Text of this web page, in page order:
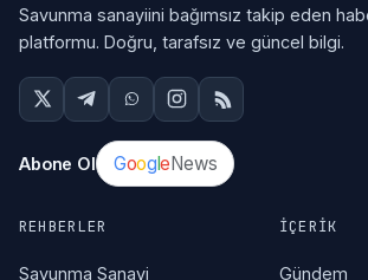
Savunma sanayiini bağımsız takip eden
platformu. Doğru, tarafsız ve güncel bilgi.
Abone Ol GoogleNews
REHBERLER
Savunma Sanayi
İÇERIK
Gündem